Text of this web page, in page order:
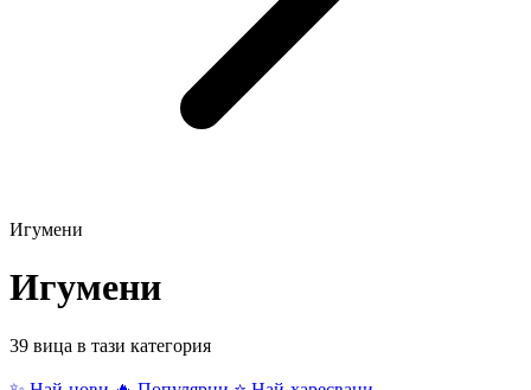
Игумени
Игумени
39 вица в тази категория